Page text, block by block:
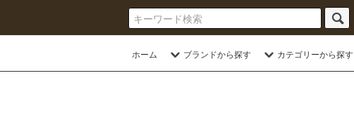
ホーム ブランドから探す カテゴリーから探す